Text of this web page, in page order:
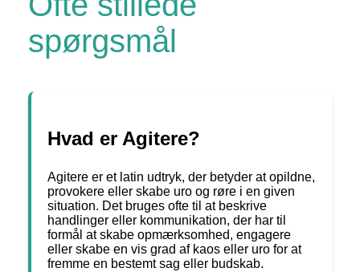
spørgsmål
Hvad er Agitere?
Agitere er et latin udtryk, der betyder at opildne,
provokere eller skabe uro og røre i en given
situation. Det bruges ofte til at beskrive
handlinger eller kommunikation, der har til
formål at skabe opmærksomhed, engagere
eller skabe en vis grad af kaos eller uro for at
fremme en bestemt sag eller budskab.